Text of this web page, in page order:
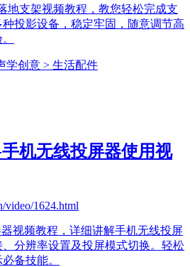
地支架视频教程，教您轻松完成支
投影设备，稳定牢固，随意调节高
学创意 > 生活配件
手机无线投屏器使用视
video/1624.html
器视频教程，详细讲解手机无线投屏
分辨率设置及投屏模式切换。轻松
备技能。